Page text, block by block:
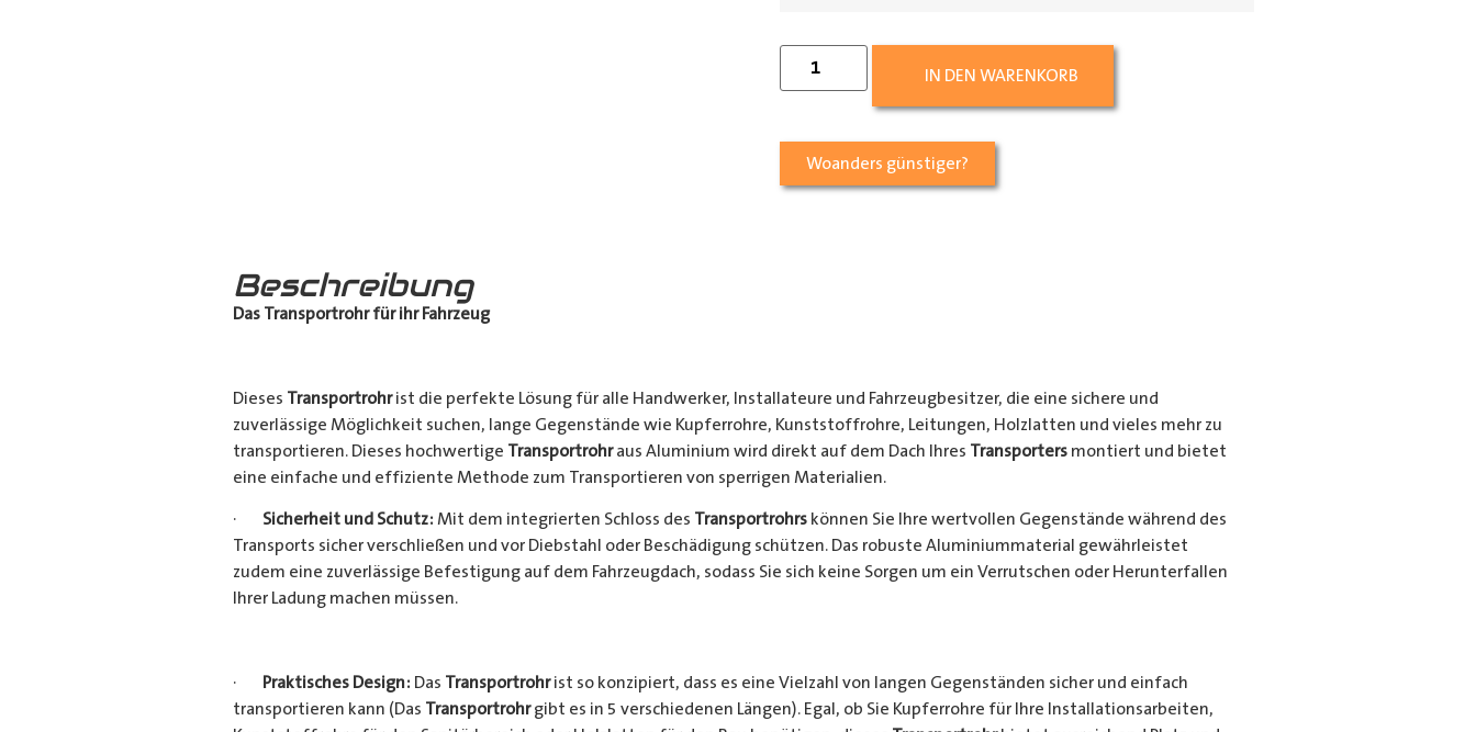
IN DEN WARENKORB
Woanders günstiger?
Beschreibung
Das Transportrohr für ihr Fahrzeug
Dieses Transportrohrist die perfekte Lösung für alle Handwerker, Installateure und Fahrzeugbesitzer, die eine sichere und
zuverlässige Möglichkeit suchen, lange Gegenstände wie Kupferrohre, Kunststoffrohre, Leitungen, Holzlatten und vieles mehr zu
transportieren. Dieses hochwertige Transportrohraus Aluminium wird direkt auf dem Dach Ihres Transportersmontiert und bietet
eine einfache und effiziente Methode zum Transportieren von sperrigen Materialien.
· Sicherheit und Schutz: Mit dem integrierten Schloss des Transportrohrskönnen Sie Ihre wertvollen Gegenstände während des
Transports sicher verschließen und vor Diebstahl oder Beschädigung schützen. Das robuste Aluminiummaterial gewährleistet
zudem eine zuverlässige Befestigung auf dem Fahrzeugdach, sodass Sie sich keine Sorgen um ein Verrutschen oder Herunterfallen
Ihrer Ladung machen müssen.
· Praktisches Design: Das Transportrohrist so konzipiert, dass es eine Vielzahl von langen Gegenständen sicher und einfach
transportieren kann (Das Transportrohrgibt es in 5 verschiedenen Längen). Egal, ob Sie Kupferrohre für Ihre Installationsarbeiten,